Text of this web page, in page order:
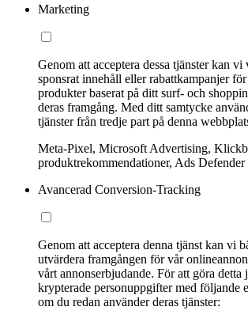
Marketing
Genom att acceptera dessa tjänster kan vi
sponsrat innehåll eller rabattkampanjer
produkter baserat på ditt surf- och
deras framgång. Med ditt samtycke
tjänster från tredje part på denna
Meta-Pixel, Microsoft Advertising,
produktrekommendationer, Ads Defender
Avancerad Conversion-Tracking
Genom att acceptera denna tjänst kan vi
utvärdera framgången för vår
vårt annonserbjudande. För att göra detta
krypterade personuppgifter med följande
om du redan använder deras tjänster: